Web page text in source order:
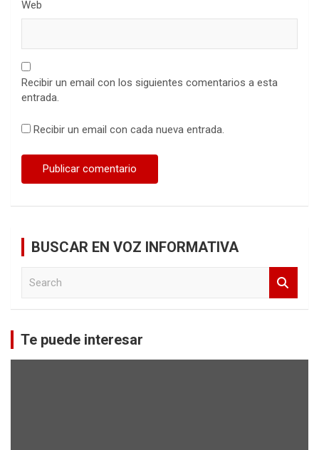
Web
Recibir un email con los siguientes comentarios a esta
entrada.
Recibir un email con cada nueva entrada.
BUSCAR EN VOZ INFORMATIVA
c
h
Te puede interesar